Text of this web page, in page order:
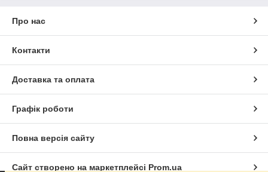
Про нас
Контакти
Доставка та оплата
Графік роботи
Повна версія сайту
Сайт створено на маркетплейсі Prom.ua